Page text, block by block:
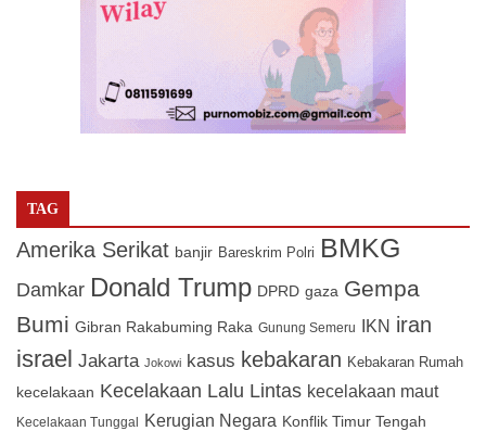
TAG
Amerika Serikat banjir Bareskrim Polri BMKG
Damkar Donald Trump DPRD gaza Gempa
Bumi Gibran Rakabuming Raka Gunung Semeru IKN iran
israel Jakarta Jokowi kasus kebakaran Kebakaran Rumah
kecelakaan Kecelakaan Lalu Lintas kecelakaan maut
Kecelakaan Tunggal Kerugian Negara Konflik Timur Tengah